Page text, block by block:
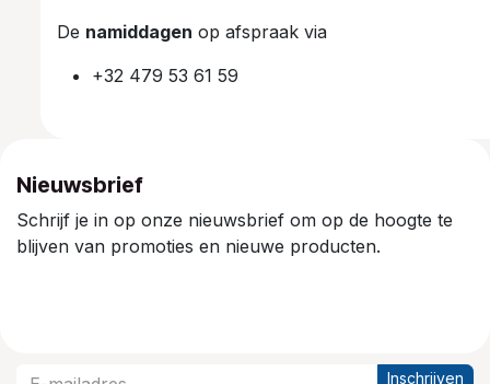
De namiddagen op afspraak via
+32 479 53 61 59
Nieuwsbrief
Schrijf je in op onze nieuwsbrief om op de hoogte te
blijven van promoties en nieuwe producten.
Inschrijven